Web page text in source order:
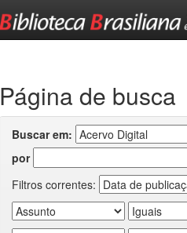
Página de busca
Buscar em:
por
Filtros correntes: